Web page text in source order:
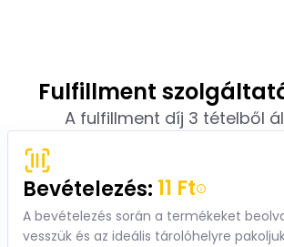
Fulfillment
A fulfillment díj 3 tételből
Bevételezés: 11 Ft
A bevételezés során a termékeket
vesszük és az ideális tárolóhelyre